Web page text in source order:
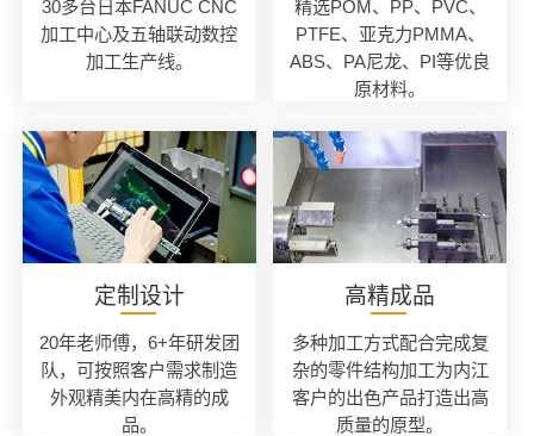
30多台日本FANUC CNC
加工中心及五轴联动数控
加工生产线。
精选POM、PP、PVC、
PTFE、亚克力PMMA、
ABS、PA尼龙、PI等优良
原材料。
定制设计
20年老师傅，6+年研发团
队，可按照客户需求制造
外观精美内在高精的成
品。
高精成品
多种加工方式配合完成复
杂的零件结构加工为内江
客户的出色产品打造出高
质量的原型。